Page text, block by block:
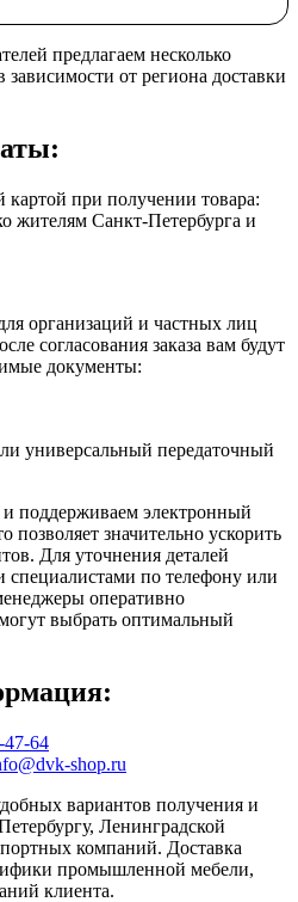
предлагаем несколько
зависимости от региона доставки
при получении товара:
жителям Санкт-Петербурга и
организаций и частных лиц
согласования заказа вам будут
документы:
универсальный передаточный
поддерживаем электронный
значительно ускорить
Для уточнения деталей
по телефону или
оперативно
выбрать оптимальный
47-64
shop.ru
вариантов получения и
Ленинградской
компаний. Доставка
промышленной мебели,
клиента.